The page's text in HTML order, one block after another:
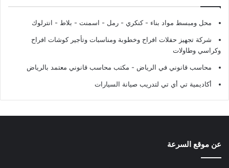
محل ومبسط مواد بناء - كنكري - رمل - اسمنت - بلاط - انترلوك
شركة تجهيز حفلات افراح وخطوبة ومناسبات وتأجير كوشات افراح
وكراسي وطاولات
محاسب قانوني في الرياض - مكتب محاسب قانوني معتمد بالرياض
أكاديمية تي أي تي لتدريب صيانة السيارات
عن موقع السرعة